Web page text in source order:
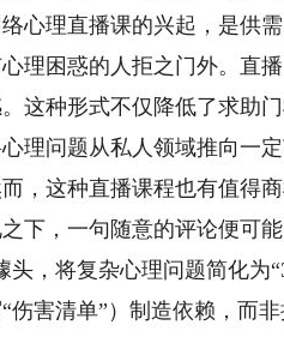
理直播课的兴起，是供需
理困惑的人拒之门外。直
这种形式不仅降低了求助
理问题从私人领域推向一
这种直播课程也有值得商
下，一句随意的评论便可
头，将复杂心理问题简化为
伤害清单”）制造依赖，而